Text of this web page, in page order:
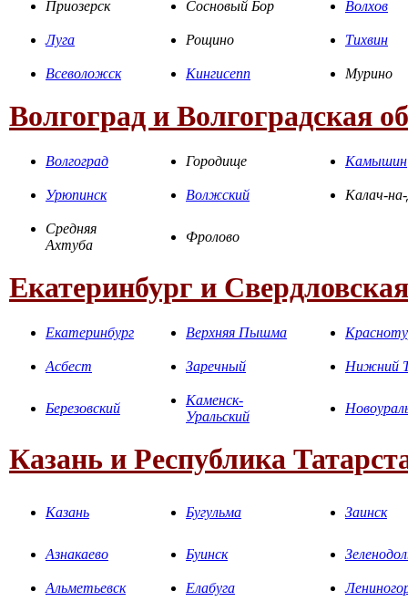
Приозерск Сосновый Бор Волхов
Луга Рощино Тихвин
Всеволожск Кингисепп Мурино
Волгоград и Волгоградская
Волгоград Городище Камышин
Урюпинск Волжский Калач-
Средняя
Ахтуба
Фролово
Екатеринбург и
Екатеринбург Верхняя Пышма
Асбест Заречный Нижний
Березовский
Каменск-
Уральский
Казань и Республика
Казань Бугульма Заинск
Азнакаево Буинск
Альметьевск Елабуга